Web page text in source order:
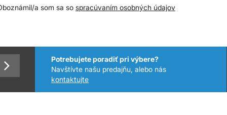
a som sa so spracúvaním osobných údajov
Potrebujete poradiť pri výbere?
Navštívte našu predajňu, alebo nás
kontaktujte